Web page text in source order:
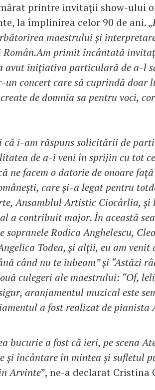
printre invitaţii show-ului
la împlinirea celor 90 de ani. „
maestrului şi
primit încântată
avut iniţiativa particulară de a-l
concert care să cuprindă doar
de domnia sa pentru voci,
că i-am răspuns solicitării de
de a-i veni în sprijin cu tot
ne facem o datorie de onoare
care şi-a legat pentru
Ansamblul Artistic Ciocârlia,
a contribuit major. În această
sopranele Rodica Anghelescu,
Todea, şi alţii, eu am venit
când nu te iubeam” şi “Astăzi
culegeri ale maestrului: “Of,
aranjamentul muzical este
a fost realizat de pianista
bucurie a fost că ieri, pe scena
şi încântare în mintea şi sufletul
Arvinte”, ne-a declarat Cristina